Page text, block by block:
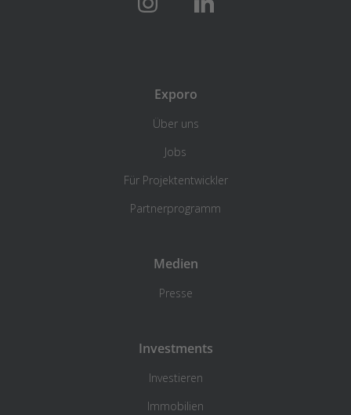
Exporo
Über uns
Jobs
Für Projektentwickler
Partnerprogramm
Medien
Presse
Investments
Investieren
Immobilien